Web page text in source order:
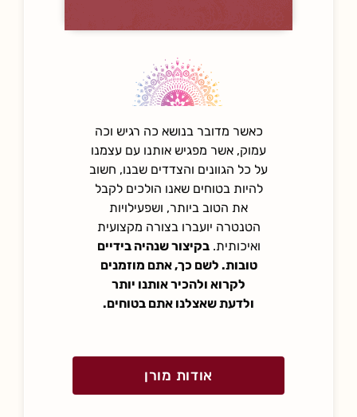
בשיטת מארג
פתיחת המחזור החדש של תוכנית
הלימודים
הלימודים המקיפים והמקצועיים ביותר
בתחום הטנטרה ובשדה המיניות
והאינטימיות.
בפרדס חנה.
מועד חדש יפורסם בקרוב
יש להרשם ולתאם הגעה מראש.
כאשר מדובר בנושא כה רגיש וכה
עמוק, אשר מפגיש אותנו עם עצמנו
על כל הגוונים והצדדים שבנו, חשוב
להיות בטוחים שאנו הולכים לקבל
את הטוב ביותר, ושפעילויות
הטנטרה יועברו בצורה מקצועית
ואיכותית.בקיצור שנהיה בידיים
טובות. לשם כך, אתם מוזמנים
לקרוא ולהכיר אותנו יותר
ולדעת שאצלנו אתם בטוחים.
אודות מורן